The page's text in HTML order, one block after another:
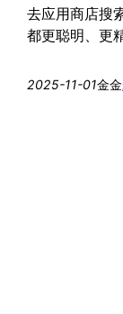
去应用商店搜
都更聪明、更
2025-11-01金金